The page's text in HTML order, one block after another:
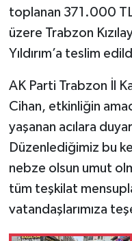
toplanan 371.000
üzere Trabzon
Yıldırım’a teslim
AK Parti Trabzon İl
Cihan, etkinliğin
yaşanan acılara
Düzenlediğimiz bu
nebze olsun umut
tüm teşkilat
vatandaşlarımıza